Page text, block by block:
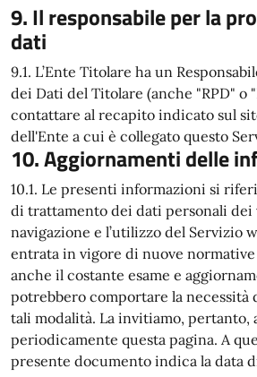
9. Il responsabile per la
dati
9.1. L’Ente Titolare ha un
dei Dati del Titolare (anche "RPD" o
contattare al recapito indicato sul
dell'Ente a cui è collegato questo
10. Aggiornamenti delle
10.1. Le presenti informazioni si
di trattamento dei dati personali
navigazione e l’utilizzo del Servizio
entrata in vigore di nuove
anche il costante esame e
potrebbero comportare la necessità
tali modalità. La invitiamo, pertanto,
periodicamente questa pagina. A
presente documento indica la data